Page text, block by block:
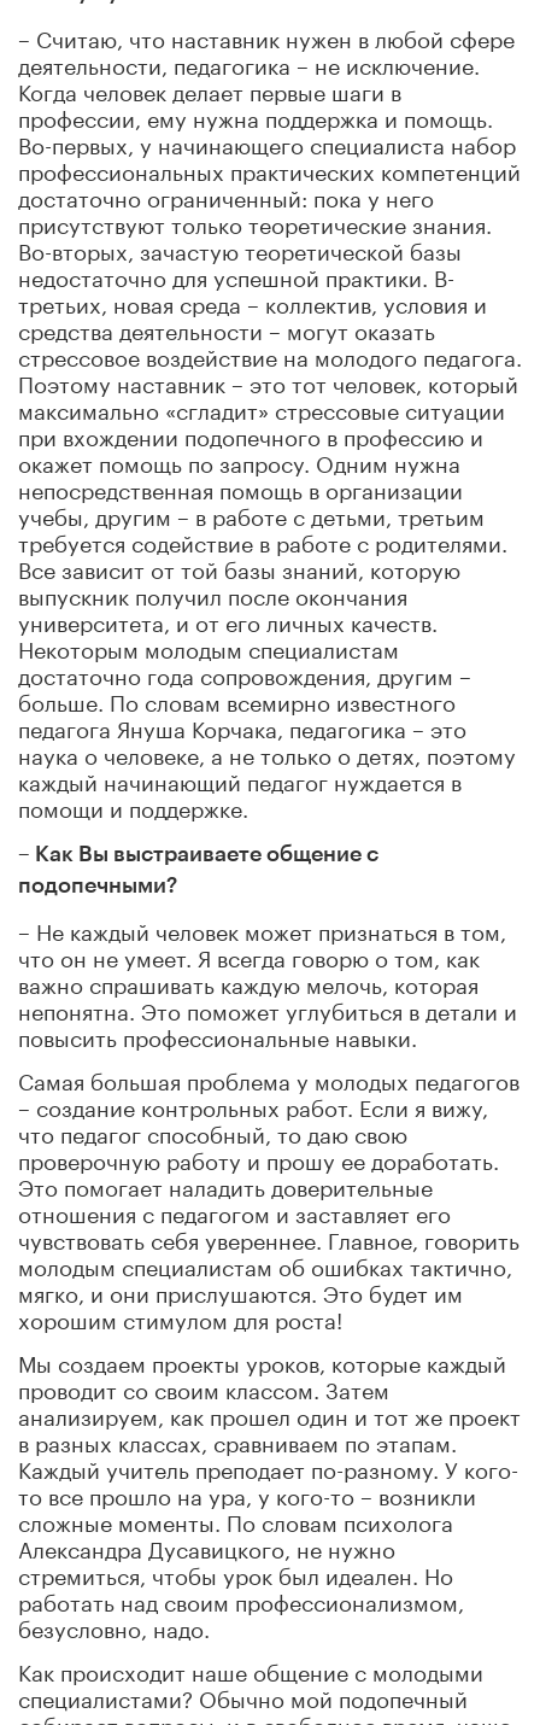
– Считаю, что наставник нужен в любой сфере
деятельности, педагогика – не исключение.
Когда человек делает первые шаги в
профессии, ему нужна поддержка и помощь.
Во-первых, у начинающего специалиста набор
профессиональных практических компетенций
достаточно ограниченный: пока у него
присутствуют только теоретические знания.
Во-вторых, зачастую теоретической базы
недостаточно для успешной практики. В-
третьих, новая среда – коллектив, условия и
средства деятельности – могут оказать
стрессовое воздействие на молодого педагога.
Поэтому наставник – это тот человек, который
максимально «сгладит» стрессовые ситуации
при вхождении подопечного в профессию и
окажет помощь по запросу. Одним нужна
непосредственная помощь в организации
учебы, другим – в работе с детьми, третьим
требуется содействие в работе с родителями.
Все зависит от той базы знаний, которую
выпускник получил после окончания
университета, и от его личных качеств.
Некоторым молодым специалистам
достаточно года сопровождения, другим –
больше. По словам всемирно известного
педагога Януша Корчака, педагогика – это
наука о человеке, а не только о детях, поэтому
каждый начинающий педагог нуждается в
помощи и поддержке.
– Как Вы выстраиваете общение с
подопечными?
– Не каждый человек может признаться в том,
что он не умеет. Я всегда говорю о том, как
важно спрашивать каждую мелочь, которая
непонятна. Это поможет углубиться в детали и
повысить профессиональные навыки.
Самая большая проблема у молодых педагогов
– создание контрольных работ. Если я вижу,
что педагог способный, то даю свою
проверочную работу и прошу ее доработать.
Это помогает наладить доверительные
отношения с педагогом и заставляет его
чувствовать себя увереннее. Главное, говорить
молодым специалистам об ошибках тактично,
мягко, и они прислушаются. Это будет им
хорошим стимулом для роста!
Мы создаем проекты уроков, которые каждый
проводит со своим классом. Затем
анализируем, как прошел один и тот же проект
в разных классах, сравниваем по этапам.
Каждый учитель преподает по-разному. У кого-
то все прошло на ура, у кого-то – возникли
сложные моменты. По словам психолога
Александра Дусавицкого, не нужно
стремиться, чтобы урок был идеален. Но
работать над своим профессионализмом,
безусловно, надо.
Как происходит наше общение с молодыми
специалистами? Обычно мой подопечный